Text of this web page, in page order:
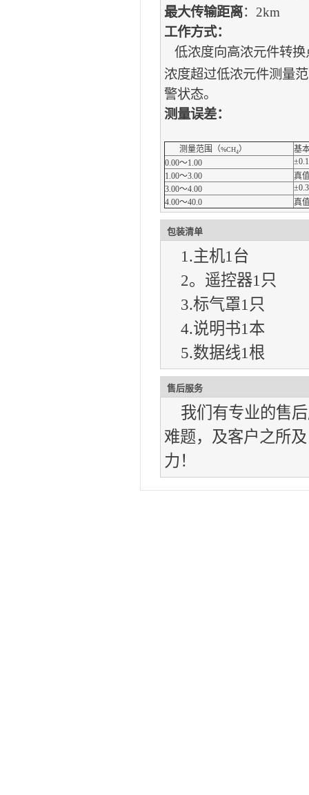
最大传输距离：2km
工作方式：
低浓度向高浓元件转换
浓度超过低浓元件测量
警状态。
测量误差：
测量范围（%CH4）
基
0.00～1.00
1.00～3.00
真
3.00～4.00
4.00～40.0
真
包装清单
1.主机1台
2。遥控器1只
3.标气罩1只
4.说明书1本
5.数据线1根
售后服务
我们有专业的售
难题，及客户之所
力！